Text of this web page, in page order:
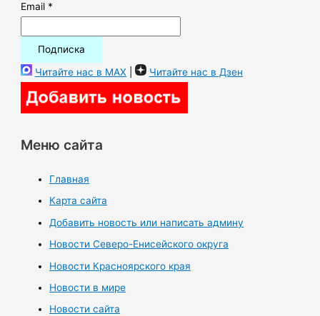
Email *
Читайте нас в MAX | Читайте нас в Дзен
Меню сайта
Главная
Карта сайта
Добавить новость или написать админу
Новости Северо-Енисейского округа
Новости Красноярского края
Новости в мире
Новости сайта